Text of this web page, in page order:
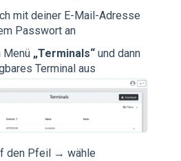
mit deiner E-Mail-Adresse
Passwort an
Menü „Terminals“ und dann
Terminal aus
den Pfeil → wähle